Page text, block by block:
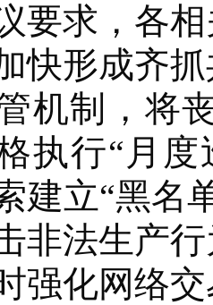
求，各相
快形成齐
机制，将
执行“月
建立“黑名
非法生产
强化网络